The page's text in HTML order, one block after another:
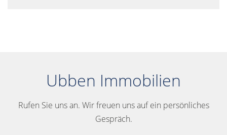
Ubben Immobilien
Rufen Sie uns an. Wir freuen uns auf ein persönliches
Gespräch.